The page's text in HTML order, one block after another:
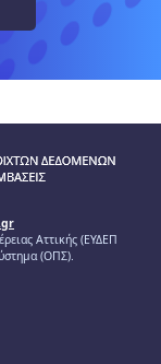
Αττικής (ΕΥΔΕΠ
(ΟΠΣ).